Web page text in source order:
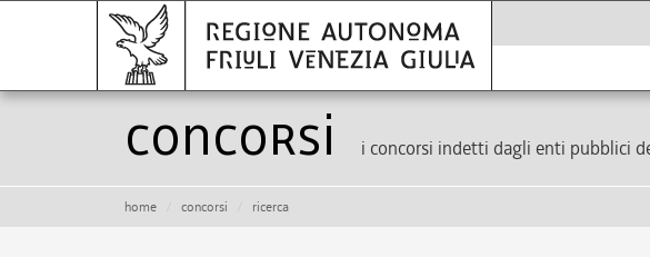
Concorsi i concorsi indetti dagli enti pubblici
home concorsi ricerca